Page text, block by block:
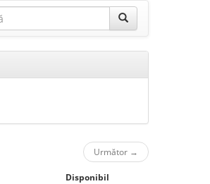
Următor →
Disponibil